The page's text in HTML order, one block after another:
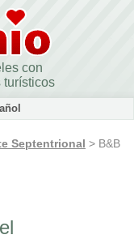
con
turísticos
Septentrional > B&B